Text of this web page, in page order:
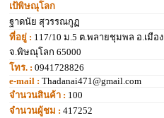
เป้พิษณุโลก
ฐาดนัย สุวรรณกูฏ
ที่อยู่ : 117/10 ม.5 ต.พลายชุมพล อ.เมือง
จ.พิษณุโลก 65000
โทร. : 0941728826
e-mail : Thadanai471@gmail.com
จำนวนสินค้า : 100
จำนวนผู้ชม : 417252